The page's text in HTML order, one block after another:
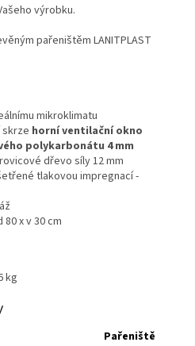
výrobku.
pařeništěm LANITPLAST
mikroklimatu
horní ventilační okno
polykarbonátu 4 mm
dřevo síly 12 mm
tlakovou impregnací -
x v 30 cm
kg
Pařeniště